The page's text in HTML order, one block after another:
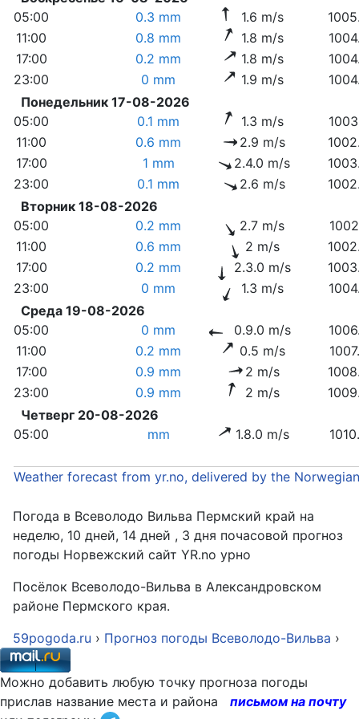
05:00
0.3 mm 1.6 m/s
11:00
0.8 mm 1.8 m/s
17:00
0.2 mm 1.8 m/s
23:00
0 mm 1.9 m/s
Понедельник 17-08-2026
05:00
0.1 mm 1.3 m/s
11:00
0.6 mm 2.9 m/s
17:00
1 mm 2.4.0 m/s
23:00
0.1 mm 2.6 m/s
Вторник 18-08-2026
05:00
0.2 mm 2.7 m/s
11:00
0.6 mm 2 m/s
17:00
0.2 mm 2.3.0 m/s
23:00
0 mm 1.3 m/s
Среда 19-08-2026
05:00
0 mm 0.9.0 m/s
11:00
0.2 mm 0.5 m/s
17:00
0.9 mm 2 m/s
23:00
0.9 mm 2 m/s
Четверг 20-08-2026
05:00
mm 1.8.0 m/s
Weather forecast from yr.no, delivered by the
Погода в Всеволодо Вильва Пермский край на
неделю, 10 дней, 14 дней , 3 дня почасовой прогноз
погоды Норвежский сайт YR.no урно
Посёлок Всеволодо-Вильва в Александровском
районе Пермского края.
59pogoda.ru › Прогноз погоды Всеволодо-Вильва ›
Можно добавить любую точку прогноза погоды
прислав название места и района
письмом на почту